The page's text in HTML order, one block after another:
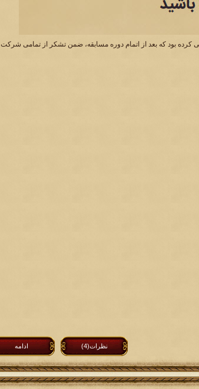
کرده بود که بعد از اتمام دوره مسابقه، ضمن تشکر از تمامی شرکت
ادامه نظرات(4)